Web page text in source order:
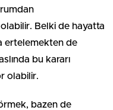
olabilir. Belki de hayatta
ertelemekten de
bu kararı
olabilir.
bazen de